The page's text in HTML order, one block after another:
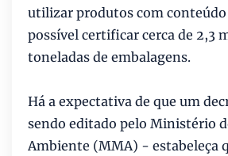
utilizar produtos com conteúdo
possível certificar cerca de 2,3
toneladas de embalagens.
Há a expectativa de que um
sendo editado pelo Ministério
Ambiente (MMA) - estabeleça